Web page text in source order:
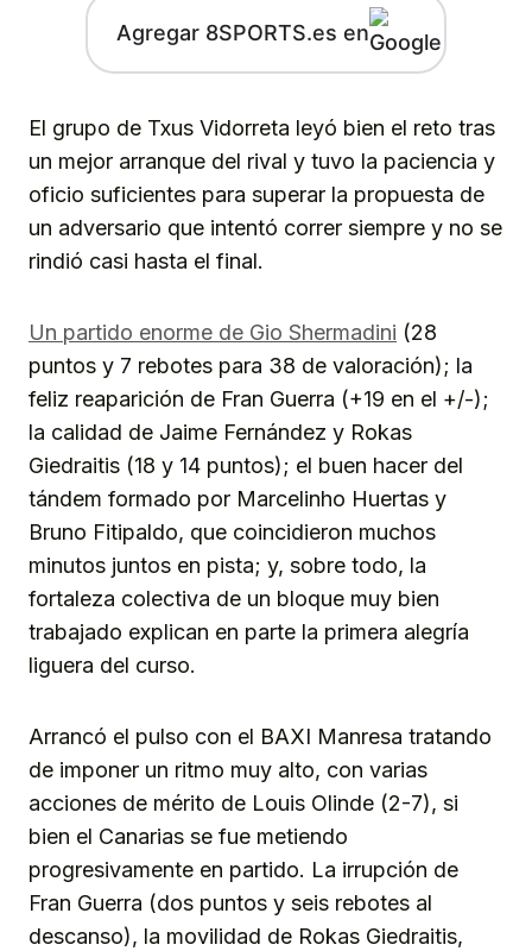
Agregar 8SPORTS.es en
El grupo de Txus Vidorreta leyó bien el reto tras
un mejor arranque del rival y tuvo la paciencia y
oficio suficientes para superar la propuesta de
un adversario que intentó correr siempre y no se
rindió casi hasta el final.
Un partido enorme de Gio Shermadini (28
puntos y 7 rebotes para 38 de valoración); la
feliz reaparición de Fran Guerra (+19 en el +/-);
la calidad de Jaime Fernández y Rokas
Giedraitis (18 y 14 puntos); el buen hacer del
tándem formado por Marcelinho Huertas y
Bruno Fitipaldo, que coincidieron muchos
minutos juntos en pista; y, sobre todo, la
fortaleza colectiva de un bloque muy bien
trabajado explican en parte la primera alegría
liguera del curso.
Arrancó el pulso con el BAXI Manresa tratando
de imponer un ritmo muy alto, con varias
acciones de mérito de Louis Olinde (2-7), si
bien el Canarias se fue metiendo
progresivamente en partido. La irrupción de
Fran Guerra (dos puntos y seis rebotes al
descanso), la movilidad de Rokas Giedraitis,